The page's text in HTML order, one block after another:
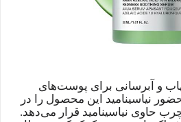
و آبرسانی برای پوست‌های
نیاسینامید این محصول را در
حاوی نیاسینامید قرار می‌دهد.